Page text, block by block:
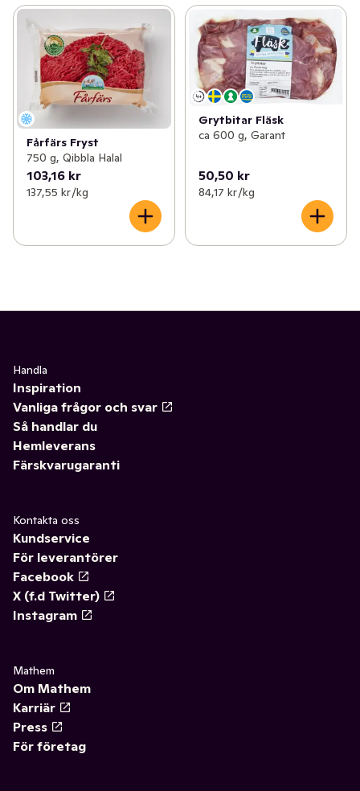
Fårfärs Fryst
750 g, Qibbla Halal
103,16 kr
137,55 kr /kg
Grytbitar Fläsk
ca 600 g, Garant
50,50 kr
84,17 kr /kg
Handla
Inspiration
Vanliga frågor och svar
Så handlar du
Hemleverans
Färskvarugaranti
Kontakta oss
Kundservice
För leverantörer
Facebook
X (f.d Twitter)
Instagram
Mathem
Om Mathem
Karriär
Press
För företag